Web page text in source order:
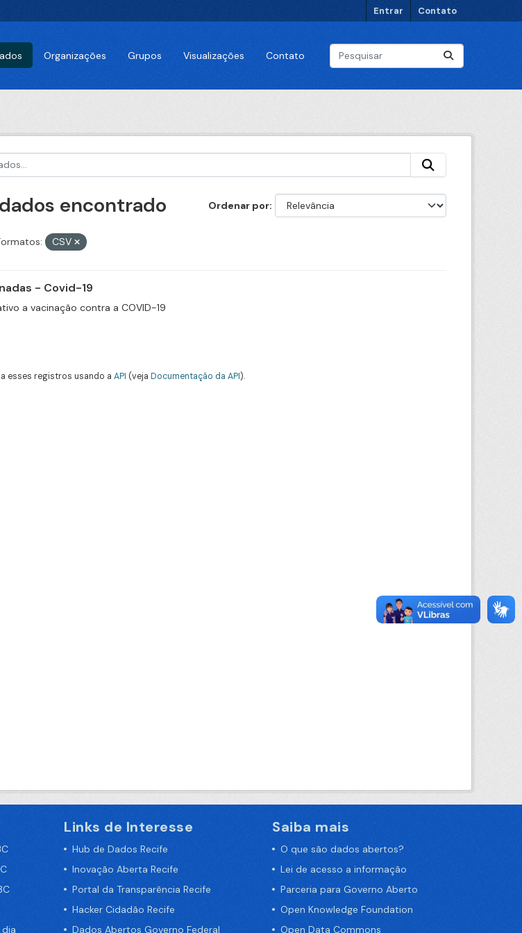
Entrar Contato
Organizações Grupos Visualizações Contato
Ordenar por
encontrado
CSV
- Covid-19
a vacinação contra a COVID-19
esses registros usando a API (veja Documentação da API).
Links de Interesse
Hub de Dados Recife
Inovação Aberta Recife
Portal da Transparência Recife
Hacker Cidadão Recife
Dados Abertos Governo Federal
Saiba mais
O que são dados abertos?
Lei de acesso a informação
Parceria para Governo Aberto
Open Knowledge Foundation
Open Data Commons